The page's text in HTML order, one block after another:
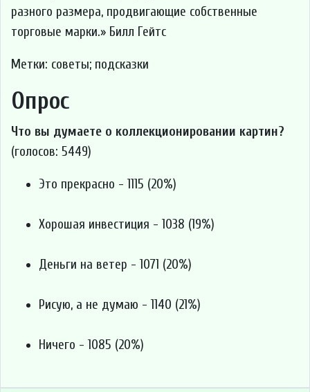
разного размера, продвигающие собственные
торговые марки.
Билл Гейтс
Метки: советы; подсказки
Опрос
Что вы думаете о коллекционировании картин?
(голосов: 5449)
Это прекрасно - 1115 (20%)
Хорошая инвестиция - 1038 (19%)
Деньги на ветер - 1071 (20%)
Рисую, а не думаю - 1140 (21%)
Ничего - 1085 (20%)